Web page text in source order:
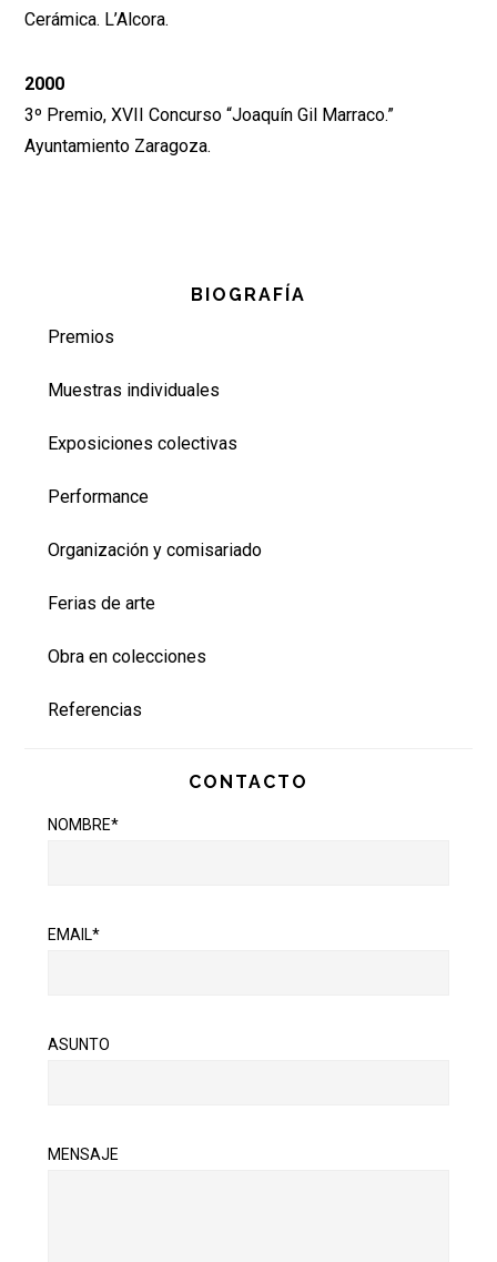
Cerámica. L’Alcora.
2000
3º Premio, XVII Concurso “Joaquín Gil Marraco.”
Ayuntamiento Zaragoza.
lateral
BIOGRAFÍA
Premios
Muestras individuales
Exposiciones colectivas
Performance
Organización y comisariado
Ferias de arte
Obra en colecciones
Referencias
CONTACTO
NOMBRE*
EMAIL*
ASUNTO
MENSAJE